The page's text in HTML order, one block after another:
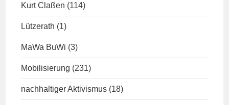
Kurt Claßen (114)
Lützerath (1)
MaWa BuWi (3)
Mobilisierung (231)
nachhaltiger Aktivismus (18)